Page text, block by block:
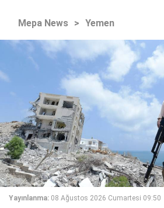
Mepa News > Yemen
Yayınlanma: 08 Ağustos 2026 Cumartesi 09:50